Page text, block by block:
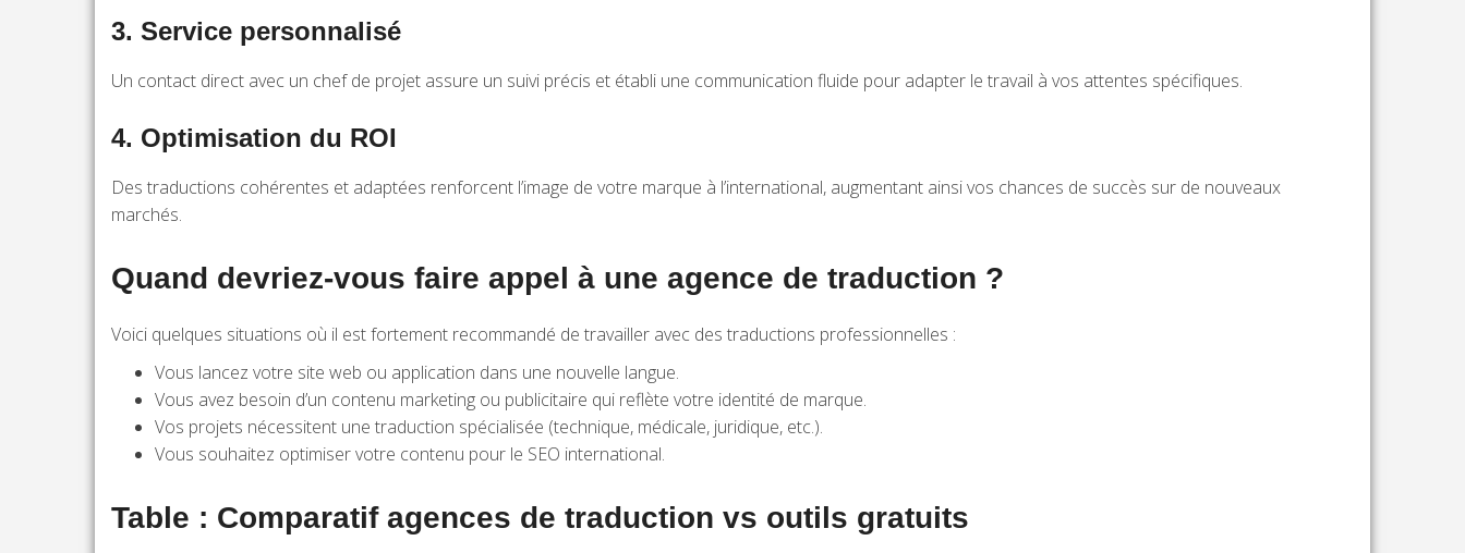
3. Service personnalisé
Un contact direct avec un chef de projet assure un suivi précis et établi une communication fluide pour adapter le travail à vos attentes spécifiques.
4. Optimisation du ROI
Des traductions cohérentes et adaptées renforcent l’image de votre marque à l’international, augmentant ainsi vos chances de succès sur de nouveaux
marchés.
Quand devriez-vous faire appel à une agence de traduction ?
Voici quelques situations où il est fortement recommandé de travailler avec des traductions professionnelles :
Vous lancez votre site web ou application dans une nouvelle langue.
Vous avez besoin d’un contenu marketing ou publicitaire qui reflète votre identité de marque.
Vos projets nécessitent une traduction spécialisée (technique, médicale, juridique, etc.).
Vous souhaitez optimiser votre contenu pour le SEO international.
Table : Comparatif agences de traduction vs outils gratuits